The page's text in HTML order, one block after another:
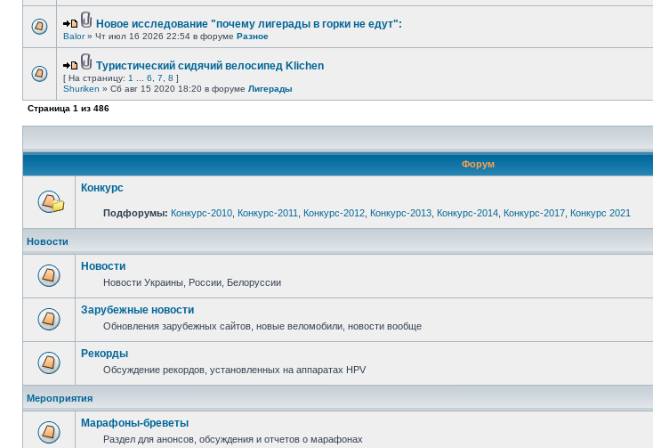
Новое исследование "почему лигерады в горки не едут":
Balor» Чт июл 16 2026 22:54 в форуме Разное
Туристический сидячий велосипед Klichen
[ На страницу: 1 6 7 8 ]
Shuriken » Сб авг 15 2020 18:20 в форуме Лигерады
Страница 1 из 486
Форум
Конкурс
Подфорумы: Конкурс-2010 Конкурс-2011 Конкурс-2012 Конкурс-2013 Конкурс-2014 Конкурс-2017 Конкурс 2021
Новости
Новости
Новости Украины, России, Белоруссии
Зарубежные новости
Обновления зарубежных сайтов, новые веломобили, новости вообще
Рекорды
Обсуждение рекордов, установленных на аппаратах HPV
Мероприятия
Марафоны-бреветы
Раздел для анонсов, обсуждения и отчетов о марафонах